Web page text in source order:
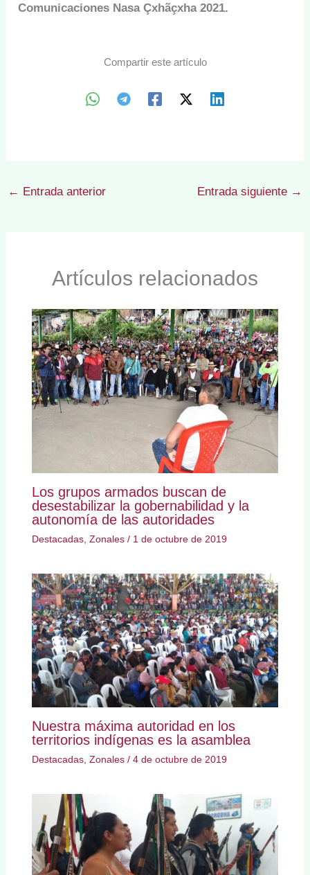
Comunicaciones Nasa Çxhãçxha 2021.
Compartir este artículo
← Entrada anterior Entrada siguiente →
Artículos relacionados
Los grupos armados buscan de
desestabilizar la gobernabilidad y la
autonomía de las autoridades
Destacadas, Zonales/ 1 de octubre de 2019
Nuestra máxima autoridad en los
territorios indígenas es la asamblea
Destacadas, Zonales/ 4 de octubre de 2019